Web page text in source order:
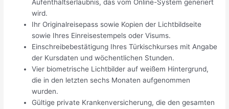
Aufenthaltserlaubnis, das vom Online-System generiert
wird.
Ihr Originalreisepass sowie Kopien der Lichtbildseite
sowie Ihres Einreisestempels oder Visums.
Einschreibebestätigung Ihres Türkischkurses mit Angabe
der Kursdaten und wöchentlichen Stunden.
Vier biometrische Lichtbilder auf weißem Hintergrund,
die in den letzten sechs Monaten aufgenommen
wurden.
Gültige private Krankenversicherung, die den gesamten